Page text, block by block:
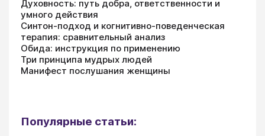
Духовность: путь добра, ответственности и
умного действия
Синтон-подход и когнитивно-поведенческая
терапия: сравнительный анализ
Обида: инструкция по применению
Три принципа мудрых людей
Манифест послушания женщины
Популярные статьи: